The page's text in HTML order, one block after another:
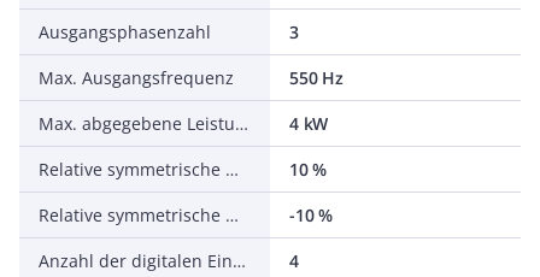
Ausgangsphasenzahl
3
Max. Ausgangsfrequenz
550 Hz
Max. abgegebene Leistung bei linearer Belastung bei Bemessungsausgangsspannung
4 kW
Relative symmetrische Netzfrequenztoleranz
10 %
Relative symmetrische Netzspannungstoleranz
-10 %
Anzahl der digitalen Eingänge
4